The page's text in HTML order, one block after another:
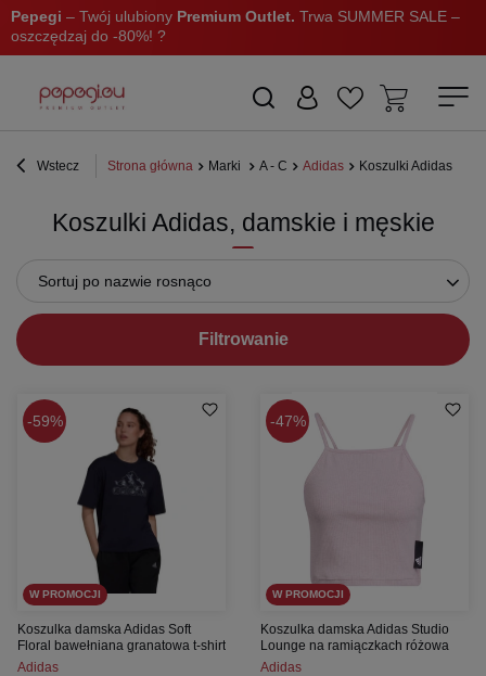
Pepegi – Twój ulubiony Premium Outlet. Trwa SUMMER SALE –
oszczędzaj do -80%! ?
Wstecz Strona główna Marki A - C Adidas Koszulki Adidas
Koszulki Adidas, damskie i męskie
Sortuj po nazwie rosnąco
Filtrowanie
59%
W PROMOCJI
Koszulka damska Adidas Soft
Floral bawełniana granatowa t-shirt
Adidas
47%
W PROMOCJI
Koszulka damska Adidas Studio
Lounge na ramiączkach różowa
Adidas